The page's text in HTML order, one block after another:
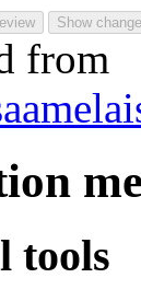
from
tools